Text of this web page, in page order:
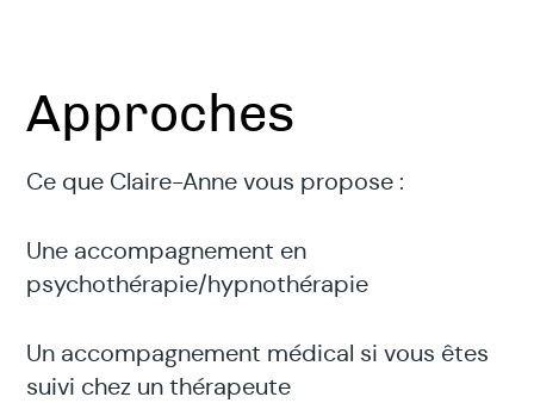
Approches
Ce que Claire-Anne vous propose :
Une accompagnement en
psychothérapie/hypnothérapie
Un accompagnement médical si vous êtes
suivi chez un thérapeute